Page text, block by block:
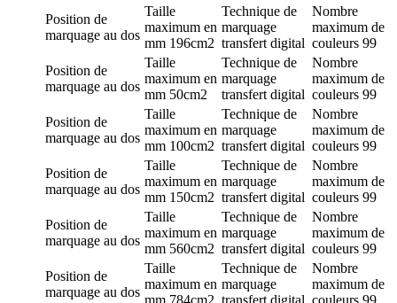
Position de
marquage au dos
Taille
maximum en
mm 196cm2
Technique de
marquage
transfert digital
Nombre
maximum de
couleurs 99
Position de
marquage au dos
Taille
maximum en
mm 50cm2
Technique de
marquage
transfert digital
Nombre
maximum de
couleurs 99
Position de
marquage au dos
Taille
maximum en
mm 100cm2
Technique de
marquage
transfert digital
Nombre
maximum de
couleurs 99
Position de
marquage au dos
Taille
maximum en
mm 150cm2
Technique de
marquage
transfert digital
Nombre
maximum de
couleurs 99
Position de
marquage au dos
Taille
maximum en
mm 560cm2
Technique de
marquage
transfert digital
Nombre
maximum de
couleurs 99
Position de
marquage au dos
Taille
maximum en
mm 784cm2
Technique de
marquage
transfert digital
Nombre
maximum de
couleurs 99